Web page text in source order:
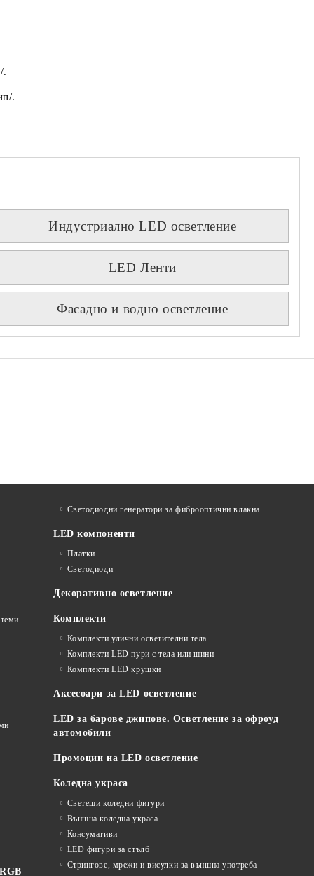
.
.
Индустриално LED осветление
LED Ленти
Фасадно и водно осветление
Светодиодни генератори за фиброоптични влакна
LED компоненти
Платки
Светодиоди
Декоративно осветление
Комплекти
Комплекти улични осветителни тела
Комплекти LED пури с тела или шини
Комплекти LED крушки
Аксесоари за LED осветление
LED за барове джипове. Осветление за офроуд
автомобили
Промоции на LED осветление
Коледна украса
Светещи коледни фигури
Външна коледна украса
Консумативи
LED фигури за стълб
Стрингове, мрежи и висулки за външна употреба